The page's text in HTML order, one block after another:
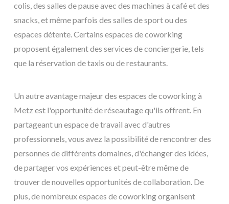
colis, des salles de pause avec des machines à café et des
snacks, et même parfois des salles de sport ou des
espaces détente. Certains espaces de coworking
proposent également des services de conciergerie, tels
que la réservation de taxis ou de restaurants.
Un autre avantage majeur des espaces de coworking à
Metz est l'opportunité de réseautage qu'ils offrent. En
partageant un espace de travail avec d'autres
professionnels, vous avez la possibilité de rencontrer des
personnes de différents domaines, d'échanger des idées,
de partager vos expériences et peut-être même de
trouver de nouvelles opportunités de collaboration. De
plus, de nombreux espaces de coworking organisent